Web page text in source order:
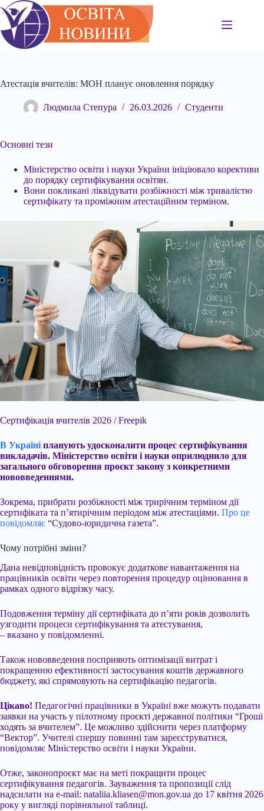
Перейти
до
вмісту
Атестація вчителів: МОН планує оновлення порядку
Людмила Степура 26.03.2026 Студенти
Основні тези
Міністерство освіти і науки України ініціювало корективи
до порядку сертифікування освітян.
Вони покликані ліквідувати розбіжності між тривалістю
сертифікату та проміжним атестаційним терміном.
Сертифікація вчителів 2026 / Freepik
В Україні планують удосконалити процес сертифікування
викладачів. Міністерство освіти і науки оприлюднило для
загального обговорення проєкт закону з конкретними
нововведеннями.
Зокрема, прибрати розбіжності між трирічним терміном дії
сертифіката та п’ятирічним періодом між атестаціями. Про це
повідомляє “Судово-юридична газета”.
Чому потрібні зміни?
Дана невідповідність провокує додаткове навантаження на
працівників освіти через повторення процедур оцінювання в
рамках одного відрізку часу.
Подовження терміну дії сертифіката до п’яти років дозволить
узгодити процеси сертифікування та атестування,
– вказано у повідомленні.
Також нововведення посприяють оптимізації витрат і
покращенню ефективності застосування коштів державного
бюджету, які спрямовують на сертифікацію педагогів.
Цікаво! Педагогічні працівники в Україні вже можуть подавати
заявки на участь у пілотному проєкті державної політики “Гроші
ходять за вчителем”. Це можливо здійснити через платформу
“Вектор”. Учителі спершу повинні там зареєструватися,
повідомляє Міністерство освіти і науки України.
Отже, законопроєкт має на меті покращити процес
сертифікування педагогів. Зауваження та пропозиції слід
надсилати на e-mail: nataliia.kliasen@mon.gov.ua до 17 квітня 2026
року у вигляді порівняльної таблиці.